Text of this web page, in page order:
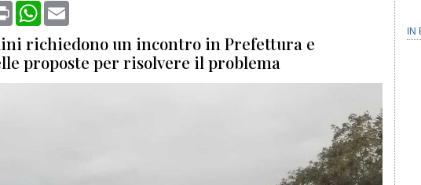
Print WhatsApp
richiedono un incontro in Prefettura e
proposte per risolvere il problema
IN